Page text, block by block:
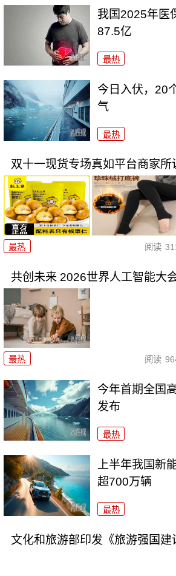
我国2025年医
87.5亿
最热
今日入伏，20
气
最热
双十一现货专场真如平台商家所
最热 阅读
共创未来 2026世界人工智能大
最热 阅读
今年首期全国
发布
最热
上半年我国新
超700万辆
最热
文化和旅游部印发《旅游强国建